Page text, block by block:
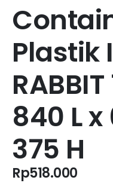
Plastik
840 L
375 H
Rp518.000